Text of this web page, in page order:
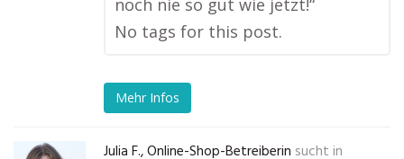
noch nie so gut wie jetzt!“
No tags for this post.
Mehr Infos
Julia F., Online-Shop-Betreiberin sucht in